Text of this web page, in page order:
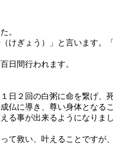
。
ぎょう）」と言います。
日間行われます。
２回の白粥に命を繋げ
に導き、尊い身体とな
る事が出来るようになりまし
救い、叶えることです